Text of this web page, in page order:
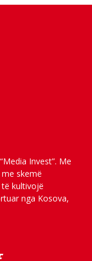
Invest”. Me
skemë
kultivojë
nga Kosova,